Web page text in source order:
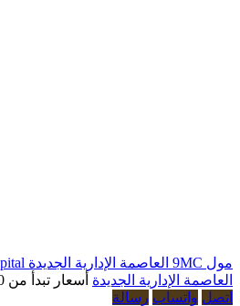
الجديدة أسعار تبدأ من1,600,000 ج.م
رسالة